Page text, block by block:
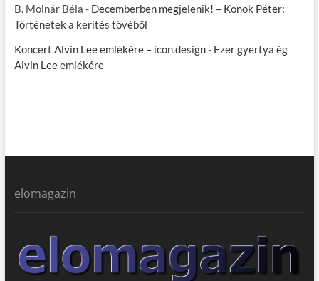
B. Molnár Béla - Decemberben megjelenik! – Konok Péter:
Történetek a kerítés tövéből
Koncert Alvin Lee emlékére – icon.design- Ezer gyertya ég
Alvin Lee emlékére
elomagazin